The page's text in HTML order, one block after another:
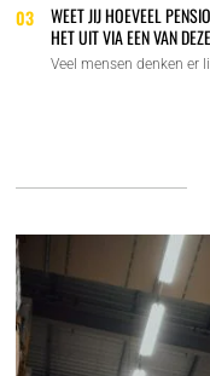
03
WEET JIJ HOEVEEL
HET UIT VIA EEN VAN
Veel mensen denken er